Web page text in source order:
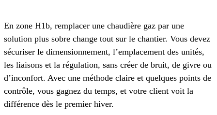
En zone H1b, remplacer une chaudière gaz par une
solution plus sobre change tout sur le chantier. Vous devez
sécuriser le dimensionnement, l’emplacement des unités,
les liaisons et la régulation, sans créer de bruit, de givre ou
d’inconfort. Avec une méthode claire et quelques points de
contrôle, vous gagnez du temps, et votre client voit la
différence dès le premier hiver.